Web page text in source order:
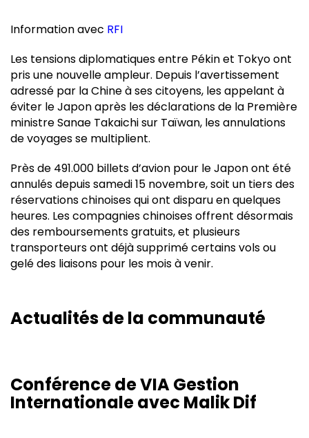
Information avec RFI
Les tensions diplomatiques entre Pékin et Tokyo ont
pris une nouvelle ampleur. Depuis l’avertissement
adressé par la Chine à ses citoyens, les appelant à
éviter le Japon après les déclarations de la Première
ministre Sanae Takaichi sur Taïwan, les annulations
de voyages se multiplient.
Près de 491.000 billets d’avion pour le Japon ont été
annulés depuis samedi 15 novembre, soit un tiers des
réservations chinoises qui ont disparu en quelques
heures. Les compagnies chinoises offrent désormais
des remboursements gratuits, et plusieurs
transporteurs ont déjà supprimé certains vols ou
gelé des liaisons pour les mois à venir.
Actualités de la communauté
Conférence de VIA Gestion
Internationale avec Malik Dif